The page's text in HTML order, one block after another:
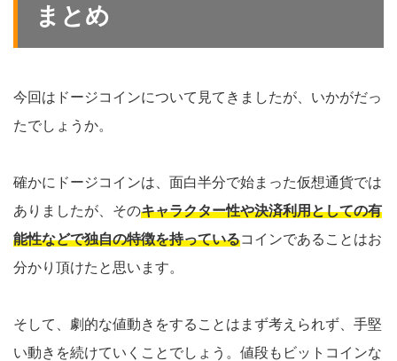
まとめ
今回はドージコインについて見てきましたが、いかがだっ
たでしょうか。
確かにドージコインは、面白半分で始まった仮想通貨では
ありましたが、そのキャラクター性や決済利用としての有
能性などで独自の特徴を持っているコインであることはお
分かり頂けたと思います。
そして、劇的な値動きをすることはまず考えられず、手堅
い動きを続けていくことでしょう。値段もビットコインな